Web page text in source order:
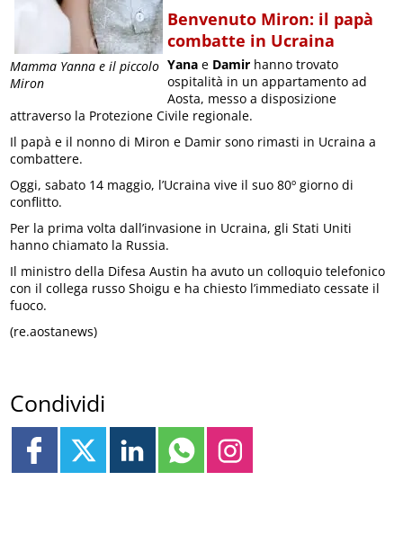
Mamma Yanna e il piccolo
Miron
Benvenuto Miron: il papà
combatte in Ucraina
Yana e Damir hanno trovato
ospitalità in un appartamento ad
Aosta, messo a disposizione
attraverso la Protezione Civile regionale.
Il papà e il nonno di Miron e Damir sono rimasti in Ucraina a
combattere.
Oggi, sabato 14 maggio, l’Ucraina vive il suo 80º giorno di
conflitto.
Per la prima volta dall’invasione in Ucraina, gli Stati Uniti
hanno chiamato la Russia.
Il ministro della Difesa Austin ha avuto un colloquio telefonico
con il collega russo Shoigu e ha chiesto l’immediato cessate il
fuoco.
(re.aostanews)
Condividi